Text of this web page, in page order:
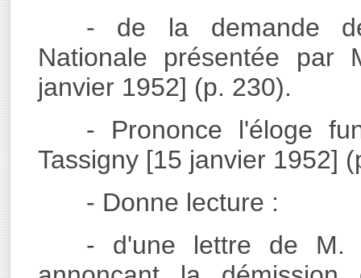
- de la demande
Nationale présentée
janvier 1952] (p. 230).
- Prononce l'éloge
Tassigny [15 janvier 1952]
- Donne lecture :
- d'une lettre de M.